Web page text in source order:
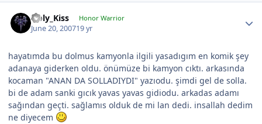
Holy_Kiss Honor Warrior
June 20, 200719 yr
hayatımda bu dolmus kamyonla ilgili yasadıgım en komik şey
adanaya giderken oldu. önümüze bi kamyon cıktı. arkasında
kocaman "ANAN DA SOLLADIYDI" yazıodu. şimdi gel de solla.
bi de adam sanki gıcık yavas yavas gidiodu. arkadas adamı
sağından geçti. sağlamıs olduk de mi lan dedi. insallah dedim
ne diyecem